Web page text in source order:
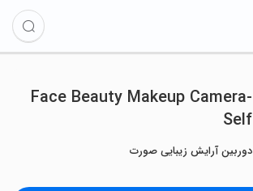
Face Beauty Makeup Camera-
Self
دوربین آرایش زیبایی صورت